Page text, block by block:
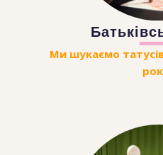
Ми шукаємо